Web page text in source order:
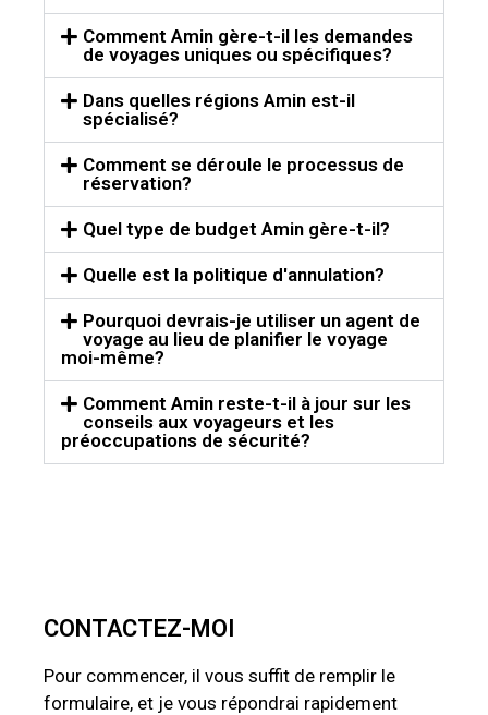
Comment Amin gère-t-il les demandes
de voyages uniques ou spécifiques?
Dans quelles régions Amin est-il
spécialisé?
Comment se déroule le processus de
réservation?
Quel type de budget Amin gère-t-il?
Quelle est la politique d'annulation?
Pourquoi devrais-je utiliser un agent de
voyage au lieu de planifier le voyage
moi-même?
Comment Amin reste-t-il à jour sur les
conseils aux voyageurs et les
préoccupations de sécurité?
CONTACTEZ-MOI
Pour commencer, il vous suffit de remplir le
formulaire, et je vous répondrai rapidement